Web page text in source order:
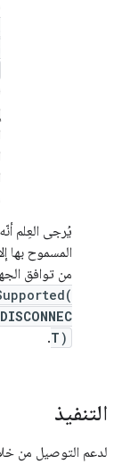
يُرجى العِلم
المسموح بها
من توافق
T )
.
التنفيذ
لدعم التوصيل من